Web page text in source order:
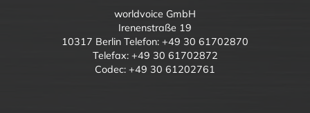
worldvoice GmbH
Irenenstraße 19
10317 Berlin Telefon: +49 30 61702870
Telefax: +49 30 61702872
Codec: +49 30 61202761